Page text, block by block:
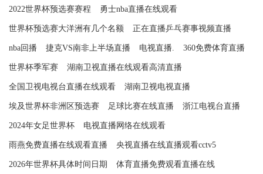
2022世界杯预选赛赛程 勇士nba直播在线观看
世界杯预选赛大洋洲有几个名额 正在直播乒乓赛事视频直播
nba回播 捷克VS南非上半场直播 电视直播. 360免费体育直播
世界杯季军赛 湖南卫视直播在线观看高清直播
全国卫视电视台直播在线观看 湖南卫视电视直播
埃及世界杯非洲区预选赛 足球比赛在线直播 浙江电视台直播
2024年女足世界杯 电视直播网络在线观看
雨燕免费直播在线观看直播 央视直播在线直播观看cctv5
2026年世界杯具体时间日期 体育直播免费观看直播在线